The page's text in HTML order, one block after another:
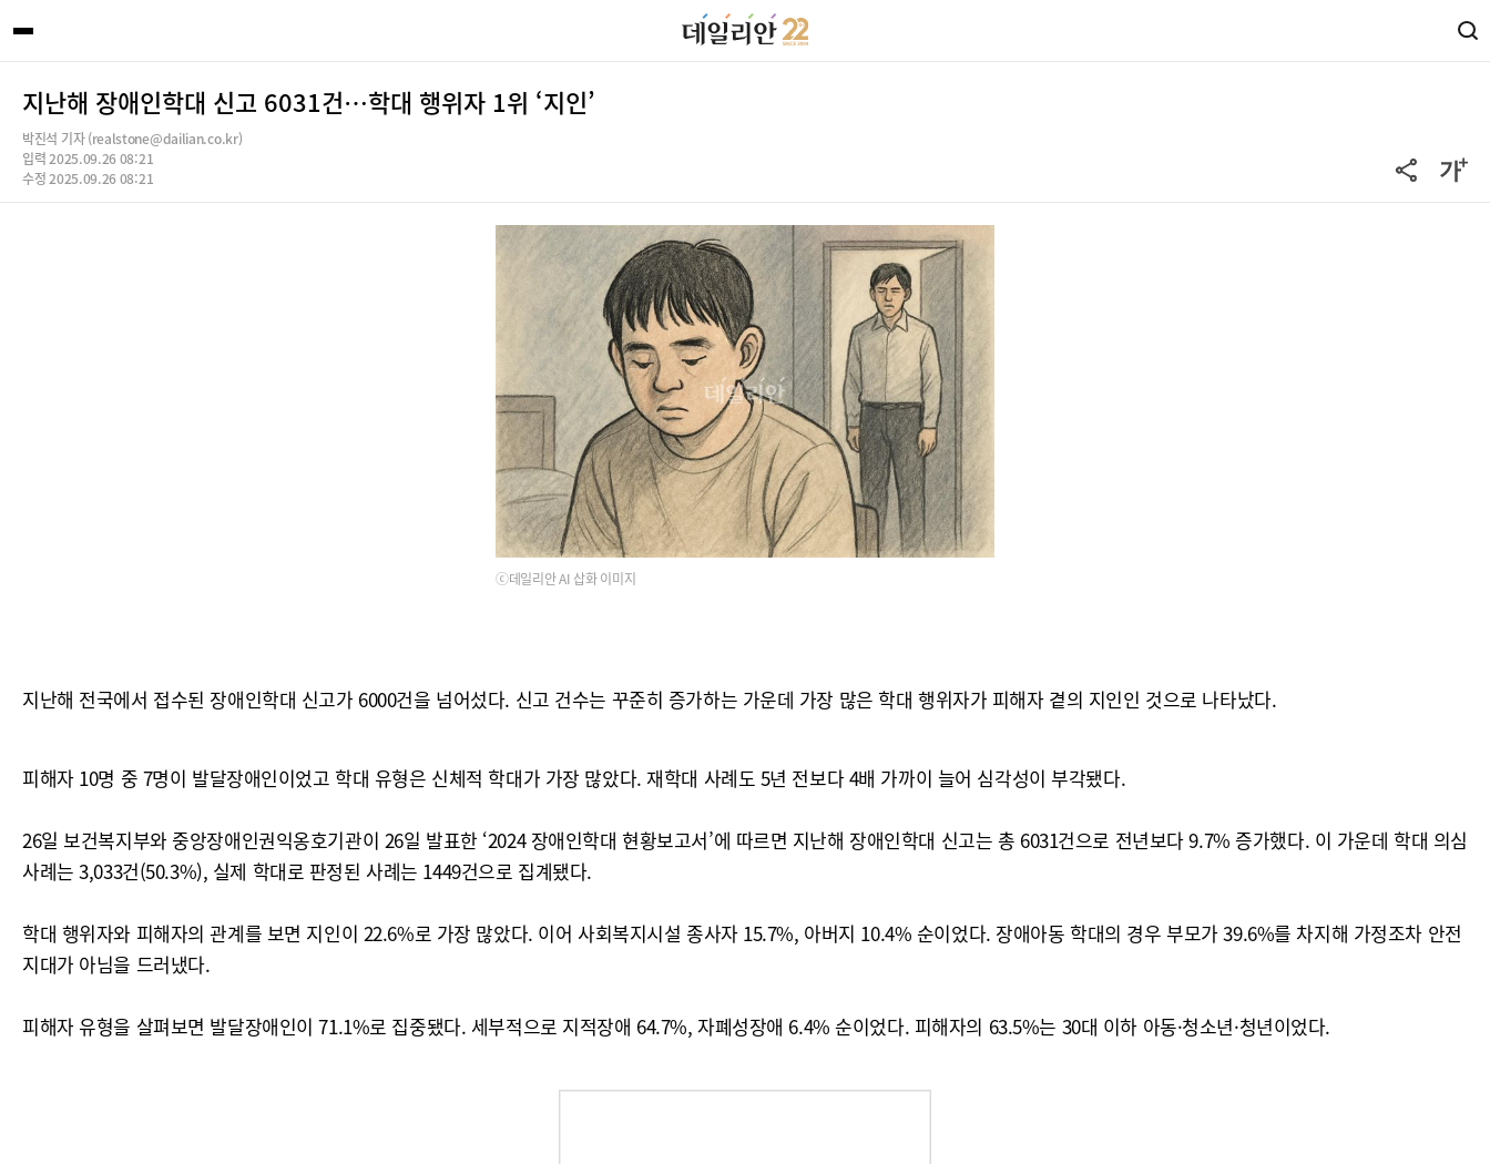
지난해 장애인학대 신고 6031건…학대 행위자 1위 ‘지인’
박진석 기자 (realstone@dailian.co.kr)
입력 2025.09.26 08:21
수정 2025.09.26 08:21
ⓒ데일리안 AI 삽화 이미지
지난해 전국에서 접수된 장애인학대 신고가 6000건을 넘어섰다. 신고 건수는 꾸준히 증가하는 가운데 가장 많은 학대 행위자가 피해자 곁의 지인인 것으로 나타났다.
피해자 10명 중 7명이 발달장애인이었고 학대 유형은 신체적 학대가 가장 많았다. 재학대 사례도 5년 전보다 4배 가까이 늘어 심각성이 부각됐다.
26일 보건복지부와 중앙장애인권익옹호기관이 26일 발표한 ‘2024 장애인학대 현황보고서’에 따르면 지난해 장애인학대 신고는 총 6031건으로 전년보다 9.7% 증가했다. 이 가운데 학대 의심
사례는 3,033건(50.3%), 실제 학대로 판정된 사례는 1449건으로 집계됐다.
학대 행위자와 피해자의 관계를 보면 지인이 22.6%로 가장 많았다. 이어 사회복지시설 종사자 15.7%, 아버지 10.4% 순이었다. 장애아동 학대의 경우 부모가 39.6%를 차지해 가정조차 안전
지대가 아님을 드러냈다.
피해자 유형을 살펴보면 발달장애인이 71.1%로 집중됐다. 세부적으로 지적장애 64.7%, 자폐성장애 6.4% 순이었다. 피해자의 63.5%는 30대 이하 아동·청소년·청년이었다.